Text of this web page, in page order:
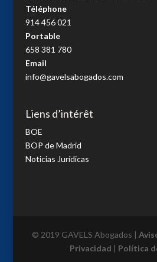
Téléphone
914 456 021
Portable
658 381 780
Email
info@gavelsabogados.com
Liens d’intérêt
BOE
BOP de Madrid
Noticias Jurídicas
© 2019 GAVELS Abogados |
Privacidad | Política